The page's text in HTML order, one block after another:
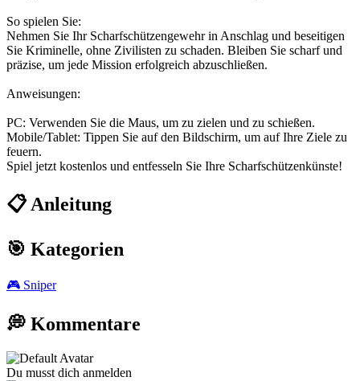
So spielen Sie:
Nehmen Sie Ihr Scharfschützengewehr in Anschlag und beseitigen
Sie Kriminelle, ohne Zivilisten zu schaden. Bleiben Sie scharf und
präzise, um jede Mission erfolgreich abzuschließen.
Anweisungen:
PC: Verwenden Sie die Maus, um zu zielen und zu schießen.
Mobile/Tablet: Tippen Sie auf den Bildschirm, um auf Ihre Ziele zu
feuern.
Spiel jetzt kostenlos und entfesseln Sie Ihre Scharfschützenkünste!
📋 Anleitung
🎯 Kategorien
🎮 Sniper
💭 Kommentare
Du musst dich anmelden